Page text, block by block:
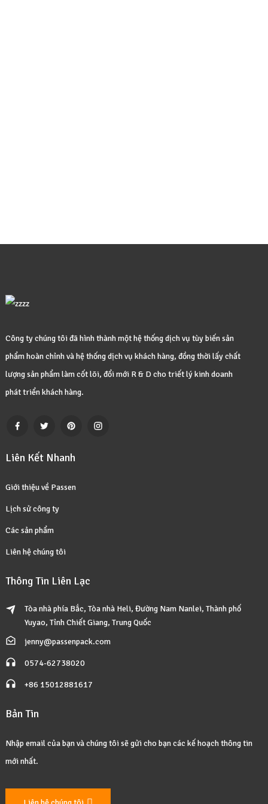
Công ty chúng tôi đã hình thành một hệ thống dịch vụ tùy biến sản
phẩm hoàn chỉnh và hệ thống dịch vụ khách hàng, đồng thời lấy chất
lượng sản phẩm làm cốt lõi, đổi mới R & D cho triết lý kinh doanh
phát triển khách hàng.
Liên Kết Nhanh
Giới thiệu về Passen
Lịch sử công ty
Các sản phẩm
Liên hệ chúng tôi
Thông Tin Liên Lạc
Tòa nhà phía Bắc, Tòa nhà Heli, Đường Nam Nanlei, Thành phố
Yuyao, Tỉnh Chiết Giang, Trung Quốc
jenny@passenpack.com
0574-62738020
+86 15012881617
Bản Tin
Nhập email của bạn và chúng tôi sẽ gửi cho bạn các kế hoạch thông tin
mới nhất.